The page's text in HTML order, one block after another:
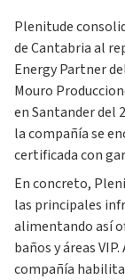
Plenitude
de Cantabria al
Energy Partner
Mouro
en Santander del
la compañía se
certificada con
En concreto,
las principales
alimentando así
baños y áreas
compañía